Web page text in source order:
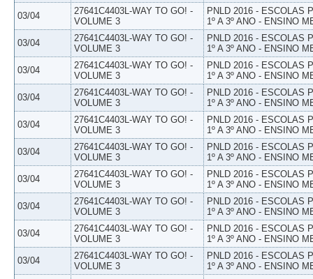
03/04
27641C4403L-WAY TO GO! -
VOLUME 3
PNLD 2016 - ESCOLAS
1º A 3º ANO - ENSINO
03/04
27641C4403L-WAY TO GO! -
VOLUME 3
PNLD 2016 - ESCOLAS
1º A 3º ANO - ENSINO
03/04
27641C4403L-WAY TO GO! -
VOLUME 3
PNLD 2016 - ESCOLAS
1º A 3º ANO - ENSINO
03/04
27641C4403L-WAY TO GO! -
VOLUME 3
PNLD 2016 - ESCOLAS
1º A 3º ANO - ENSINO
03/04
27641C4403L-WAY TO GO! -
VOLUME 3
PNLD 2016 - ESCOLAS
1º A 3º ANO - ENSINO
03/04
27641C4403L-WAY TO GO! -
VOLUME 3
PNLD 2016 - ESCOLAS
1º A 3º ANO - ENSINO
03/04
27641C4403L-WAY TO GO! -
VOLUME 3
PNLD 2016 - ESCOLAS
1º A 3º ANO - ENSINO
03/04
27641C4403L-WAY TO GO! -
VOLUME 3
PNLD 2016 - ESCOLAS
1º A 3º ANO - ENSINO
03/04
27641C4403L-WAY TO GO! -
VOLUME 3
PNLD 2016 - ESCOLAS
1º A 3º ANO - ENSINO
03/04
27641C4403L-WAY TO GO! -
VOLUME 3
PNLD 2016 - ESCOLAS
1º A 3º ANO - ENSINO